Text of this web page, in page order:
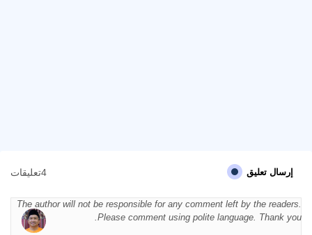
إرسال تعليق 4تعليقات
The author will not be responsible for any comment left by the readers.
Please comment using polite language. Thank you.